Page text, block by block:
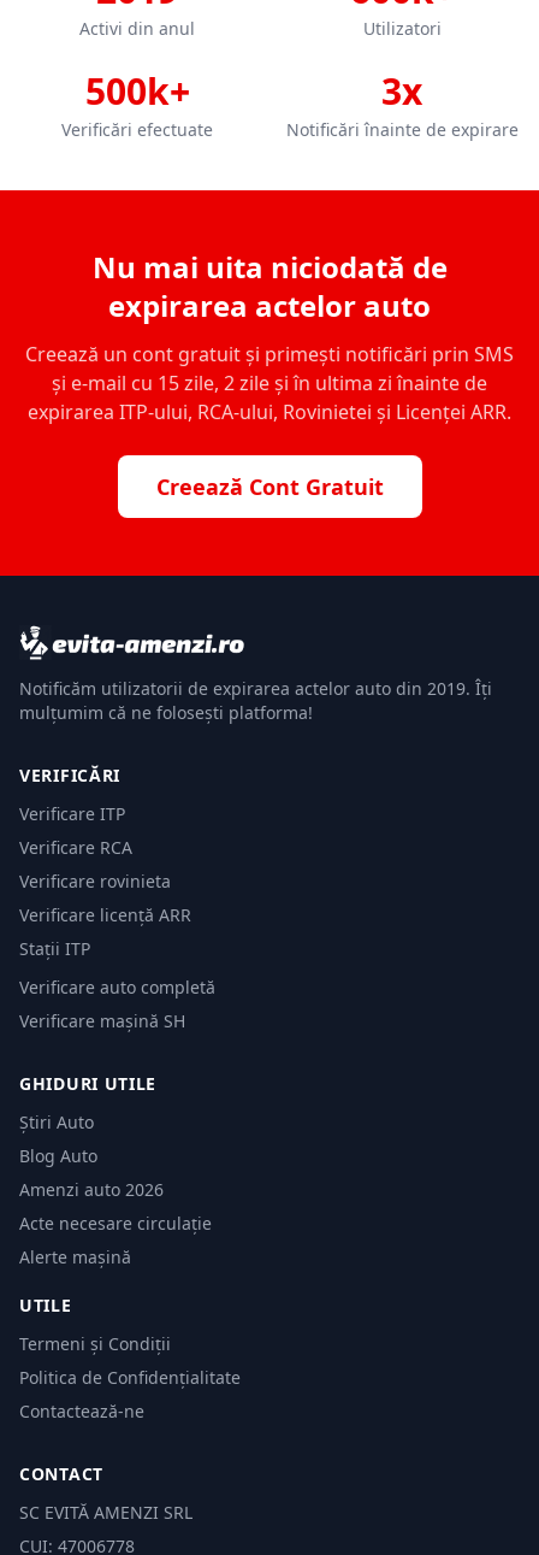
Activi din anul Utilizatori
500k+
Verificări efectuate
3x
Notificări înainte de expirare
Nu mai uita niciodată de
expirarea actelor auto
Creează un cont gratuit și primești notificări prin SMS
și e-mail cu 15 zile, 2 zile și în ultima zi înainte de
expirarea ITP-ului, RCA-ului, Rovinietei și Licenței ARR.
Creează Cont Gratuit
Notificăm utilizatorii de expirarea actelor auto din 2019. Îți
mulțumim că ne folosești platforma!
VERIFICĂRI
Verificare ITP
Verificare RCA
Verificare rovinieta
Verificare licență ARR
Stații ITP
Verificare auto completă
Verificare mașină SH
GHIDURI UTILE
Știri Auto
Blog Auto
Amenzi auto 2026
Acte necesare circulație
Alerte mașină
UTILE
Termeni și Condiții
Politica de Confidențialitate
Contactează-ne
CONTACT
SC EVITĂ AMENZI SRL
CUI: 47006778